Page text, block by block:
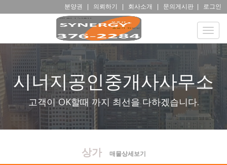
분양권 의뢰하기 회사소개 문의게시판 로그인
Toggle
시너지공인중개사사무소
고객이 OK할때 까지 최선을 다하겠습니다.
상가 매물상세보기